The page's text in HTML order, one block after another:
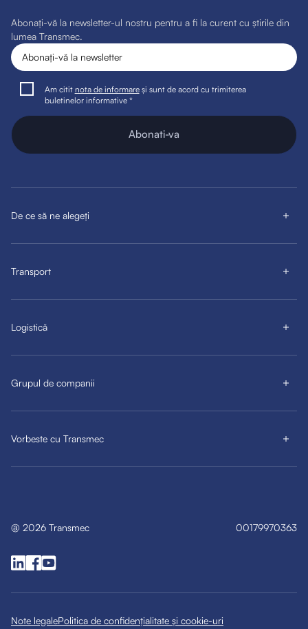
Abonați-vă la newsletter-ul nostru pentru a fi la curent cu știrile din
lumea Transmec.
Am citit nota de informareși sunt de acord cu trimiterea
buletinelor informative *
Abonati-va
De ce să ne alegeți
Transport
Logistică
Grupul de companii
Vorbeste cu Transmec
@ 2026 Transmec
Note legalePolitica de confidențialitate și cookie-uri
00179970363